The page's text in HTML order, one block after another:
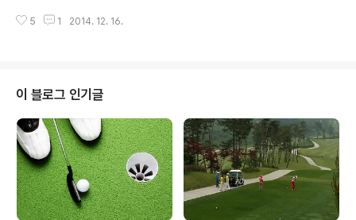
가대표 선수들과 남자 골프 국가대표 코치, 여자 국가대표
흔적들을 볼 수 있어 감개무량했어요. 국가대표의 대단함
이 느껴지는 공간이었는데요. 이번에 태릉선수촌을 방문하
게 된 이유는 골프 국가대표 코치들과 선수들에게 GDR의
기능과 활용법을 설명하기 위해서였는데요^^ 이번 겨울 동
계 훈련도 중요하지만 자신의 몸을 체크해 볼 수 있는 기회
가 되었으면 좋겠답니다. 우리 선수들이 쓴다..
5 1 2014. 12. 16.
이 블로그 인기글